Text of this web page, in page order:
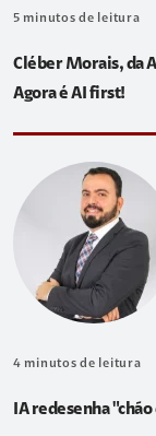
5 minutos de leitura
Cléber Morais, da
Agora é AI first!
4 minutos de leitura
IA redesenha